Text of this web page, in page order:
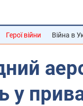
Герої війни Війна в
у